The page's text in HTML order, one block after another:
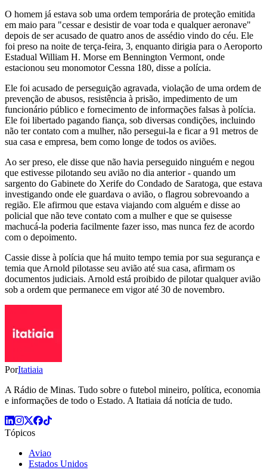
O homem já estava sob uma ordem temporária de proteção emitida
em maio para "cessar e desistir de voar toda e qualquer aeronave"
depois de ser acusado de quatro anos de assédio vindo do céu. Ele
foi preso na noite de terça-feira, 3, enquanto dirigia para o Aeroporto
Estadual William H. Morse em Bennington Vermont, onde
estacionou seu monomotor Cessna 180, disse a polícia.
Ele foi acusado de perseguição agravada, violação de uma ordem de
prevenção de abusos, resistência à prisão, impedimento de um
funcionário público e fornecimento de informações falsas à polícia.
Ele foi libertado pagando fiança, sob diversas condições, incluindo
não ter contato com a mulher, não persegui-la e ficar a 91 metros de
sua casa e empresa, bem como longe de todos os aviões.
Ao ser preso, ele disse que não havia perseguido ninguém e negou
que estivesse pilotando seu avião no dia anterior - quando um
sargento do Gabinete do Xerife do Condado de Saratoga, que estava
investigando onde ele guardava o avião, o flagrou sobrevoando a
região. Ele afirmou que estava viajando com alguém e disse ao
policial que não teve contato com a mulher e que se quisesse
machucá-la poderia facilmente fazer isso, mas nunca fez de acordo
com o depoimento.
Cassie disse à polícia que há muito tempo temia por sua segurança e
temia que Arnold pilotasse seu avião até sua casa, afirmam os
documentos judiciais. Arnold está proibido de pilotar qualquer avião
sob a ordem que permanece em vigor até 30 de novembro.
PorItatiaia
A Rádio de Minas. Tudo sobre o futebol mineiro, política, economia
e informações de todo o Estado. A Itatiaia dá notícia de tudo.
Tópicos
Aviao
Estados Unidos